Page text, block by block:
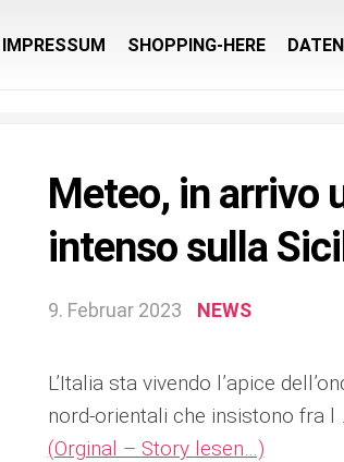
IMPRESSUM SHOPPING-HERE
Meteo, in arrivo
intenso sulla
9. Februar 2023 NEWS
L’Italia sta vivendo l’apice
nord-orientali che insistono fra l
(Orginal – Story lesen…)